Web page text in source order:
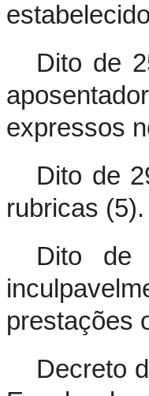
Dito de
expressos
Dito de
rubricas (5).
Dito de
prestações
Decreto